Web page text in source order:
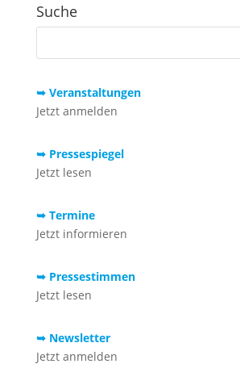
Suche
➥ Veranstaltungen
Jetzt anmelden
➥ Pressespiegel
Jetzt lesen
➥ Termine
Jetzt informieren
➥ Pressestimmen
Jetzt lesen
➥ Newsletter
Jetzt anmelden